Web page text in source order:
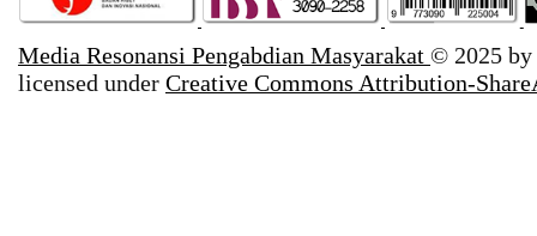
Media Resonansi Pengabdian Masyarakat © 2025 by
licensed under Creative Commons Attribution-